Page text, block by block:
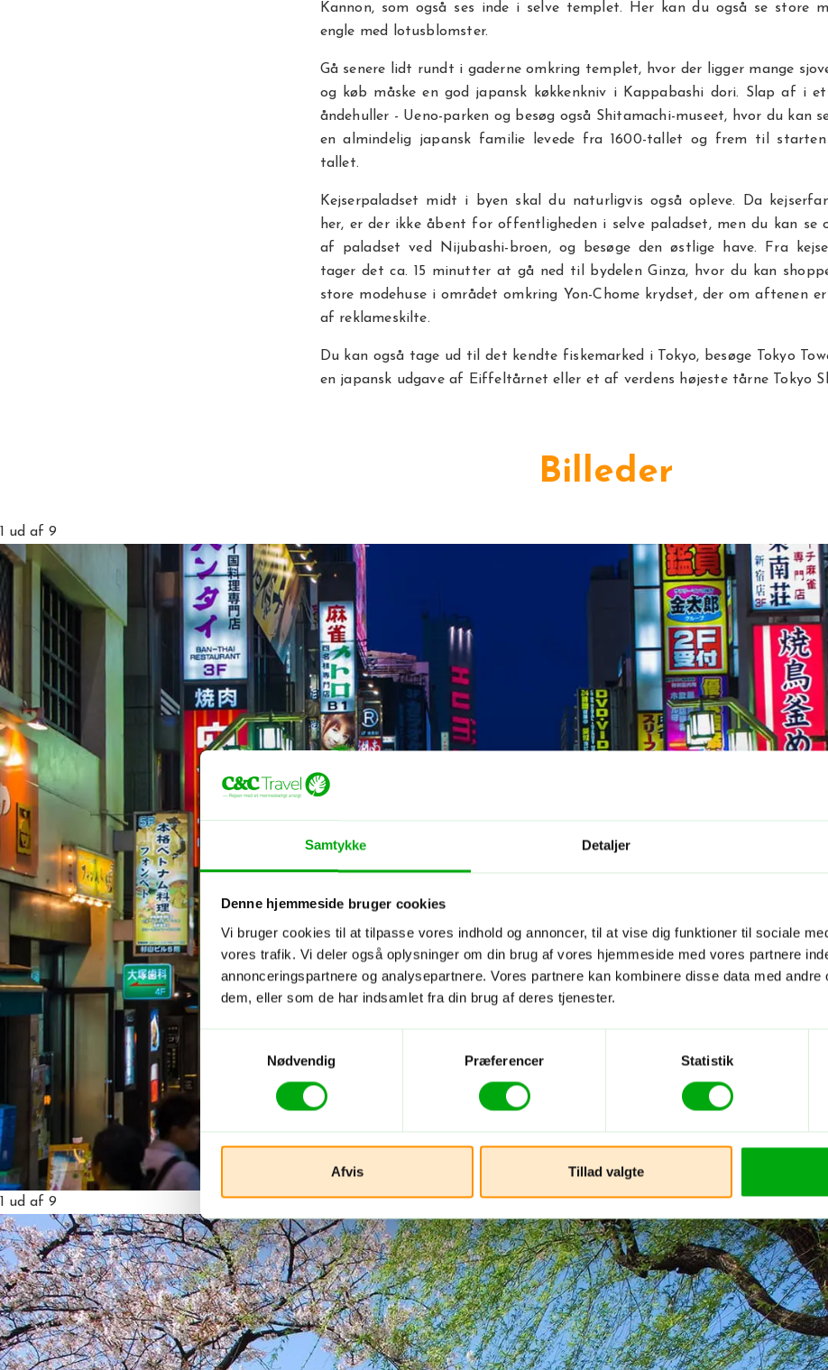
Samtykke Detaljer
Denne hjemmeside bruger cookies
Vi bruger cookies til at tilpasse vores indhold og annoncer, til at vise dig funktioner til sociale
vores trafik. Vi deler også oplysninger om din brug af vores hjemmeside med vores partnere
annonceringspartnere og analysepartnere. Vores partnere kan kombinere disse data med andre
dem, eller som de har indsamlet fra din brug af deres tjenester.
Nødvendig
Præferencer Statistik
Afvis Tillad valgte
Kannon, som også ses inde i selve templet. Her kan du også se store
engle med lotusblomster.
Gå senere lidt rundt i gaderne omkring templet, hvor der ligger mange
og køb måske en god japansk køkkenkniv i Kappabashi dori. Slap af i
åndehuller - Ueno-parken og besøg også Shitamachi-museet, hvor du kan
en almindelig japansk familie levede fra 1600-tallet og frem til
tallet.
Kejserpaladset midt i byen skal du naturligvis også opleve. Da
her, er der ikke åbent for offentligheden i selve paladset, men du kan se
af paladset ved Nijubashi-broen, og besøge den østlige have. Fra
tager det ca. 15 minutter at gå ned til bydelen Ginza, hvor du kan
store modehuse i området omkring Yon-Chome krydset, der om aftenen
af reklameskilte.
Du kan også tage ud til det kendte fiskemarked i Tokyo, besøge Tokyo
en japansk udgave af Eiffeltårnet eller et af verdens højeste tårne Tokyo
Billeder
1 ud af 9
1 ud af 9